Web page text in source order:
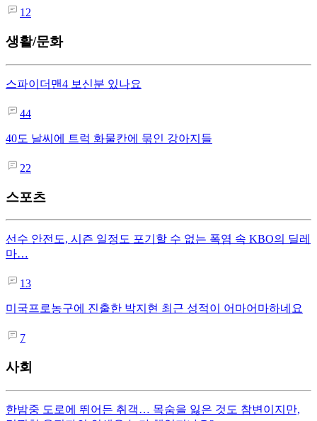
12
생활/문화
스파이더맨4 보신분 있나요
44
40도 날씨에 트럭 화물칸에 묶인 강아지들
22
스포츠
선수 안전도, 시즌 일정도 포기할 수 없는 폭염 속 KBO의 딜레
마…
13
미국프로농구에 진출한 박지현 최근 성적이 어마어마하네요
7
사회
한밤중 도로에 뛰어든 취객… 목숨을 잃은 것도 참변이지만,